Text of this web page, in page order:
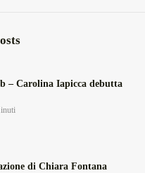
– Carolina Iapicca debutta
di Chiara Fontana